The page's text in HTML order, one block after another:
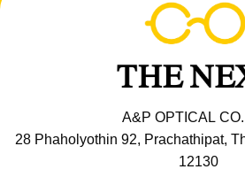
A&P OPTICAL
28 Phaholyothin 92, Prachathipat,
12130